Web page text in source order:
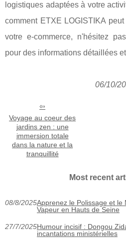
logistiques adaptées à votre
comment ETXE LOGISTIKA
votre e-commerce, n'hésitez
pour des informations détaillées
06/10/
Voyage au coeur des
jardins zen : une
immersion totale
dans la nature et la
tranquillité
Most recent
08/8/2025Apprenez le Polissage et le
Vapeur en Hauts de Seine
27/7/2025Humour incisif : Dongou
incantations ministérielles